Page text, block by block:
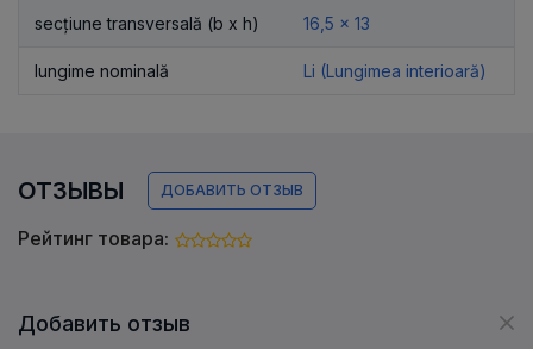
secțiune transversală (b x h) 16,5 x 13
lungime nominală Li (Lungimea interioară)
ОТЗЫВЫ ДОБАВИТЬ ОТЗЫВ
Рейтинг товара:
Добавить отзыв